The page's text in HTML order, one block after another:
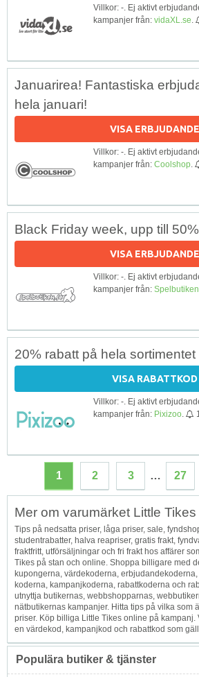
Villkor: -. Ej aktivt
kampanjer från: vidaXL.se
Januarirea! Fantastiska
hela januari!
VISA ERBJUDANDE
Villkor: -. Ej aktivt
kampanjer från: Coolshop
Black Friday week, upp till
VISA ERBJUDANDE
Villkor: -. Ej aktivt
kampanjer från: Spelbutiken
20% rabatt på hela sortimentet
VISA RABATTKOD
Villkor: -. Ej aktivt
kampanjer från: Pixizoo
1 2 3 … 27
Mer om varumärket Little Tikes
Tips på nedsatta priser, låga priser, sale,
studentrabatter, halva reapriser, gratis frakt,
fraktfritt, utförsäljningar och fri frakt hos affärer
Tikes på stan och online. Shoppa billigare med
kupongerna, värdekoderna, erbjudandekoderna,
koderna, kampanjkoderna, rabattkoderna och
utnyttja butikernas, webbshopparnas,
nätbutikernas kampanjer. Hitta tips på vilka som
priser. Köp billiga Little Tikes online på kampanj.
en värdekod, kampanjkod och rabattkod som
Populära butiker & tjänster